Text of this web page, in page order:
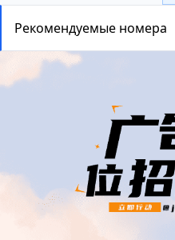
Рекомендуемые номера